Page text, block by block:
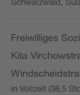
Freiwilliges
Kita
in Vollzeit (38,5